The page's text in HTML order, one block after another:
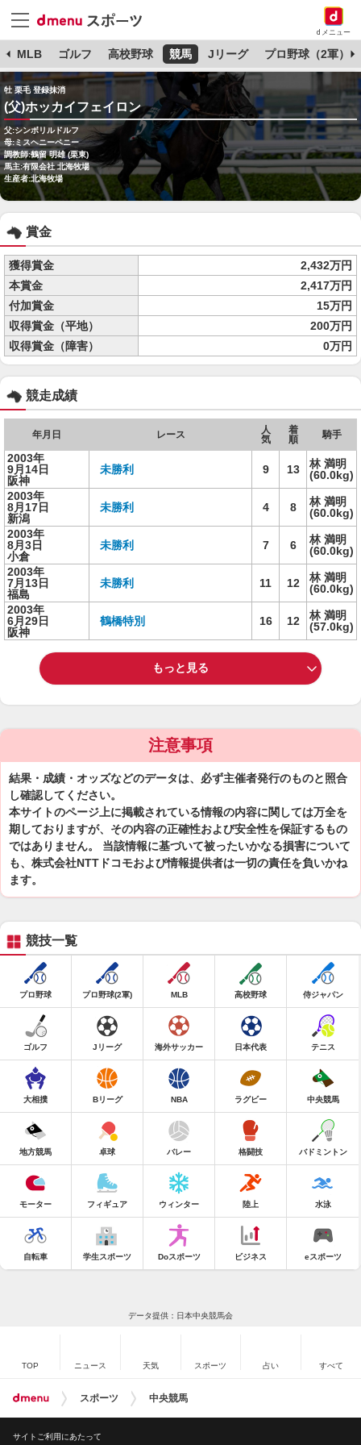
dメニュー
MLB ゴルフ 高校野球 競馬 Jリーグ プロ野球（2軍）
牡 栗毛 登録抹消
(父)ホッカイフェイロン
父:シンボリルドルフ
母:ミスヘニーペニー
調教師:鶴留 明雄 (栗東)
馬主:有限会社 北海牧場
生産者:北海牧場
賞金
獲得賞金
2,432万円
本賞金
2,417万円
付加賞金
15万円
収得賞金（平地）
200万円
収得賞金（障害）
0万円
競走成績
年月日 レース
人
気
着
順
騎手
2003年
9月14日
阪神
未勝利 9 13
林 満明
(60.0kg)
2003年
8月17日
新潟
未勝利 4 8
林 満明
(60.0kg)
2003年
8月3日
小倉
未勝利 7 6
林 満明
(60.0kg)
2003年
7月13日
福島
未勝利 11 12
林 満明
(60.0kg)
2003年
6月29日
阪神
鶴橋特別 16 12
林 満明
(57.0kg)
もっと見る
注意事項
結果・成績・オッズなどのデータは、必ず主催者発行のものと照合
し確認してください。
本サイトのページ上に掲載されている情報の内容に関しては万全を
期しておりますが、その内容の正確性および安全性を保証するもの
ではありません。 当該情報に基づいて被ったいかなる損害について
も、株式会社NTTドコモおよび情報提供者は一切の責任を負いかね
ます。
競技一覧
プロ野球 プロ野球(2軍) MLB 高校野球 侍ジャパン
ゴルフ Jリーグ 海外サッカー 日本代表 テニス
大相撲 Bリーグ NBA ラグビー 中央競馬
地方競馬 卓球 バレー 格闘技 バドミントン
モーター フィギュア ウィンター 陸上 水泳
自転車 学生スポーツ Doスポーツ ビジネス eスポーツ
データ提供：日本中央競馬会
TOP ニュース 天気 スポーツ 占い すべて
スポーツ 中央競馬
サイトご利用にあたって